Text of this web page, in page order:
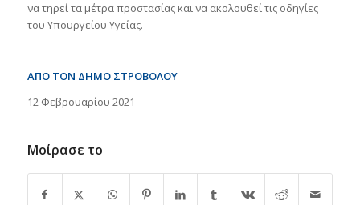
να τηρεί τα μέτρα προστασίας και να ακολουθεί τις οδηγίες
του Υπουργείου Υγείας.
ΑΠΟ ΤΟΝ ΔΗΜΟ ΣΤΡΟΒΟΛΟΥ
12 Φεβρουαρίου 2021
Μοίρασε το